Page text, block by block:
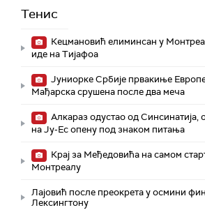
Тенис
Кецмановић елиминсан у
иде на Тијафоа
Јуниорке Србије првакиње
Мађарска срушена после два меча
Алкараз одустао од Синсинатија,
на Ју-Ес опену под знаком питања
Крај за Међедовића на самом
Монтреалу
Лајовић после преокрета у осмини
Лексингтону